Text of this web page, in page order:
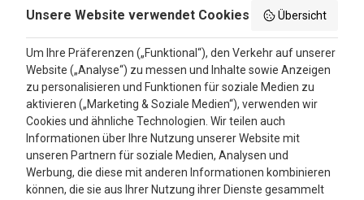
Bewertungen
4.3
Google Reviews
Unsere Website verwendet Cookies Übersicht
Um Ihre Präferenzen („Funktional“), den Verkehr auf unserer
Website („Analyse“) zu messen und Inhalte sowie Anzeigen
zu personalisieren und Funktionen für soziale Medien zu
aktivieren („Marketing & Soziale Medien“), verwenden wir
Cookies und ähnliche Technologien. Wir teilen auch
Informationen über Ihre Nutzung unserer Website mit
unseren Partnern für soziale Medien, Analysen und
Werbung, die diese mit anderen Informationen kombinieren
können, die sie aus Ihrer Nutzung ihrer Dienste gesammelt